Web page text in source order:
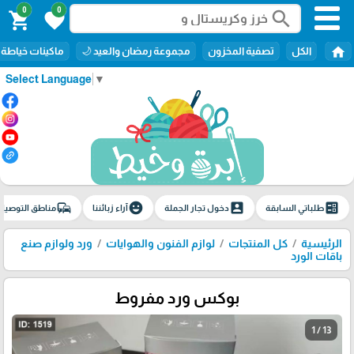
Select Language ▼
search
0
favorite
0
shopping_cart
home الكل تصفية المخزون مجموعة رمضان والعيد 🌙 ماكينات خياطة
ballotطلباتي السابقة account_boxدخول تجار الجملة emoji_emotionsآراء زبائننا commuteمناطق
الرئيسية كل المنتجات لوازم الفنون والهوايات
ورد ولوازم صنع
باقات الورد
بوكس ورد مفروط
1 / 13